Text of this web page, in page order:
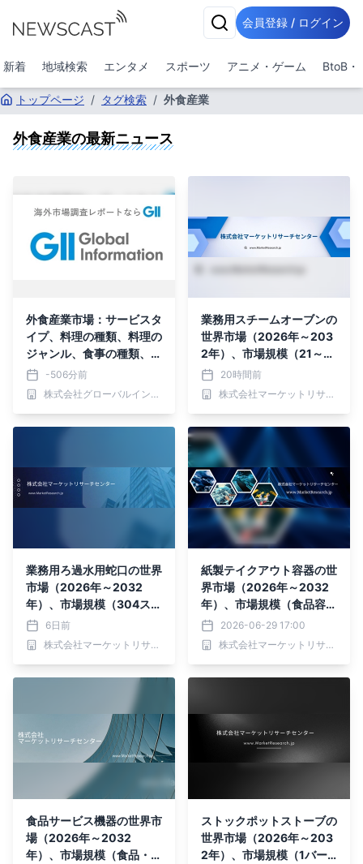
会員登録 / ログイン
新着 地域検索 エンタメ スポーツ アニメ・ゲーム BtoB・
トップページ / タグ検索 / 外食産業
外食産業の最新ニュース
外食産業市場：サービスタ
イプ、料理の種類、料理の
ジャンル、食事の種類、所
有形態、注文チャネル別―
2026年～2032年の世界
市場予測
-506分前
株式会社グローバルインフォメーション
業務用スチームオーブンの
世界市場（2026年～203
2年）、市場規模（21～3
0L、31L～40L、41L～50
L、50L超）・分析レポー
トを発表
20時間前
株式会社マーケットリサーチセンター
業務用ろ過水用蛇口の世界
市場（2026年～2032
年）、市場規模（304ステ
ンレス鋼、鉛フリー真鍮、
その他）・分析レポートを
発表
6日前
株式会社マーケットリサーチセンター
紙製テイクアウト容器の世
界市場（2026年～2032
年）、市場規模（食品容
器、飲料容器）・分析レポ
ートを発表
2026-06-29 17:00
株式会社マーケットリサーチセンター
食品サービス機器の世界市
場（2026年～2032
年）、市場規模（食品・飲
ストックポットストーブの
世界市場（2026年～203
2年）、市場規模（1バー